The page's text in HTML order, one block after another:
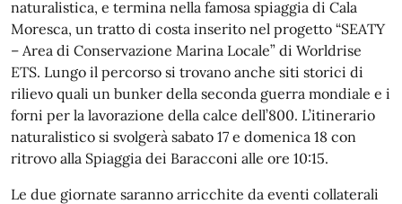
naturalistica, e termina nella famosa spiaggia di Cala
Moresca, un tratto di costa inserito nel progetto “SEATY
– Area di Conservazione Marina Locale” di Worldrise
ETS. Lungo il percorso si trovano anche siti storici di
rilievo quali un bunker della seconda guerra mondiale e i
forni per la lavorazione della calce dell’800. L’itinerario
naturalistico si svolgerà sabato 17 e domenica 18 con
ritrovo alla Spiaggia dei Baracconi alle ore 10:15.
Le due giornate saranno arricchite da eventi collaterali